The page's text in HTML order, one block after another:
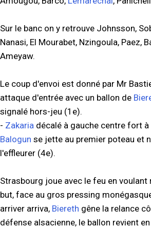
Sur le banc on y retrouve Johnsson,
Nanasi, El Mourabet, Nzingoula, Paez,
Ameyaw.
Le coup d'envoi est donné par Mr
attaque d'entrée avec un ballon de
signalé hors-jeu (1e).
- Zakaria décalé à gauche centre fort
Balogun se jette au premier poteau et
l'effleurer (4e).
Strasbourg joue avec le feu en voulant
but, face au gros pressing
arriver arriva, Biereth gêne la relance
défense alsacienne, le ballon revient